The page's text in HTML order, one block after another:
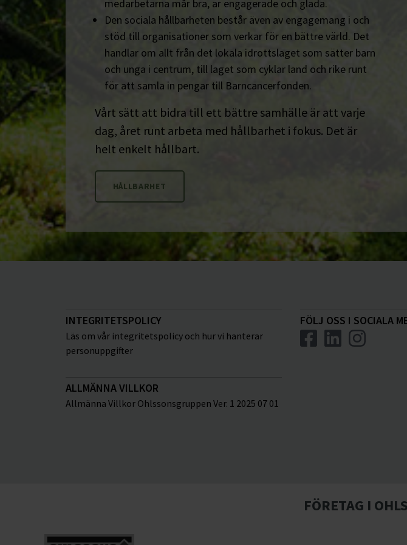
medarbetarna mår bra, är engagerade och glada.
Den sociala hållbarheten består även av engagemang i och
stöd till organisationer som verkar för en bättre värld. Det
handlar om allt från det lokala idrottslaget som sätter barn
och unga i centrum, till laget som cyklar land och rike runt
för att samla in pengar till Barncancerfonden.
Vårt sätt att bidra till ett bättre samhälle är att varje
dag, året runt arbeta med hållbarhet i fokus. Det är
helt enkelt hållbart.
HÅLLBARHET
INTEGRITETSPOLICY
Läs om vår integritetspolicy och hur vi hanterar
personuppgifter
ALLMÄNNA VILLKOR
Allmänna Villkor Ohlssonsgruppen Ver. 1 2025 07 01
FÖLJ OSS I SOCIALA
FÖRETAG I